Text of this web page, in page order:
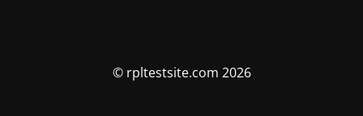
© rpltestsite.com 2026